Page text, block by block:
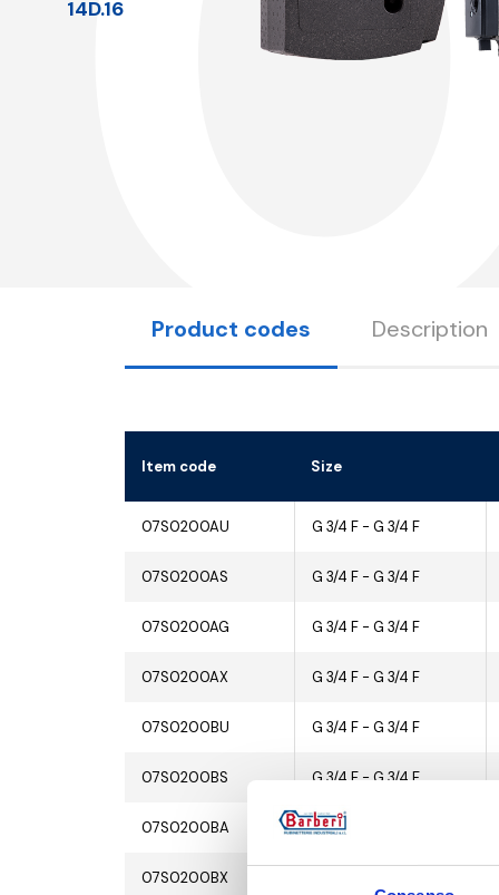
14D.16
Product codes Description
Item code Size
07S0200AU G 3/4 F - G 3/4 F
07S0200AS G 3/4 F - G 3/4 F
07S0200AG G 3/4 F - G 3/4 F
07S0200AX G 3/4 F - G 3/4 F
07S0200BU G 3/4 F - G 3/4 F
07S0200BS G 3/4 F - G 3/4 F
07S0200BA G 3/4 F - G 3/4 F
07S0200BX